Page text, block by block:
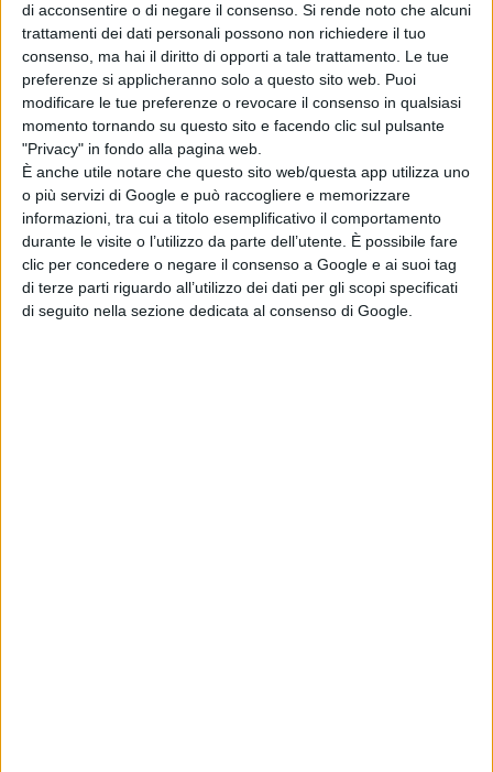
di acconsentire o di negare il consenso. Si rende noto che alcuni
trattamenti dei dati personali possono non richiedere il tuo
consenso, ma hai il diritto di opporti a tale trattamento. Le tue
preferenze si applicheranno solo a questo sito web. Puoi
modificare le tue preferenze o revocare il consenso in qualsiasi
momento tornando su questo sito e facendo clic sul pulsante
"Privacy" in fondo alla pagina web.
È anche utile notare che questo sito web/questa app utilizza uno
o più servizi di Google e può raccogliere e memorizzare
informazioni, tra cui a titolo esemplificativo il comportamento
durante le visite o l’utilizzo da parte dell’utente. È possibile fare
clic per concedere o negare il consenso a Google e ai suoi tag
di terze parti riguardo all’utilizzo dei dati per gli scopi specificati
di seguito nella sezione dedicata al consenso di Google.
COMUNICATI STAMPA